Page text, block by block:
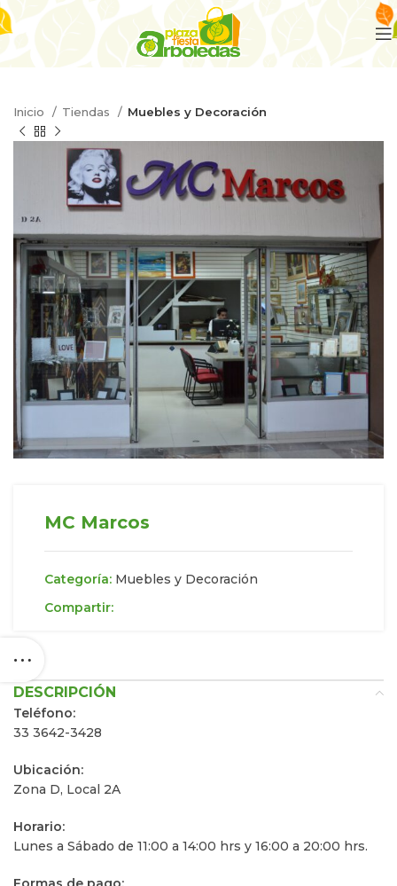
Inicio Tiendas Muebles y Decoración
MC Marcos
Categoría: Muebles y Decoración
Compartir:
DESCRIPCIÓN
Teléfono:
33 3642-3428
Ubicación:
Zona D, Local 2A
Horario:
Lunes a Sábado de 11:00 a 14:00 hrs y 16:00 a 20:00 hrs.